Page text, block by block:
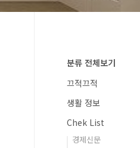
분류 전체보기
끄적끄적
생활 정보
Chek List
경제신문